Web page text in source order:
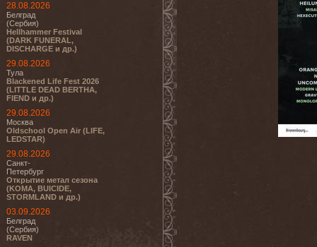
28.08.2026
Белград
(Сербия)
Hellhammer Festival
(DARK FUNERAL,
DISCHARGE и др.)
29.08.2026
Тула
Blackened Life Fest 2026
(LITTLE DEAD BERTHA,
FIEND и др.)
29.08.2026
Москва
Oldschool Open Air (LIFE,
LEDSTAR)
29.08.2026
Санкт-
Петербург
Открытие метал сезона
(KOMA, BUICIDE,
STORMLAND и др.)
03.09.2026
Белград
(Сербия)
RAVEN